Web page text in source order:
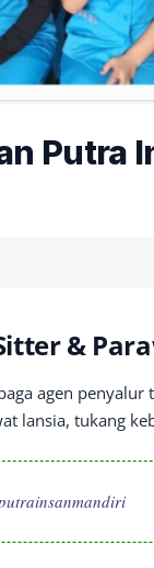
Putra
&
agen
lansia, tukang